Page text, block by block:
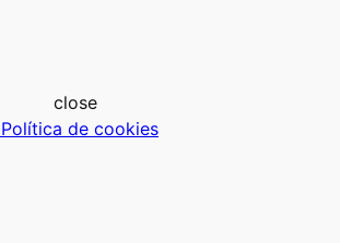
close
Política de cookies